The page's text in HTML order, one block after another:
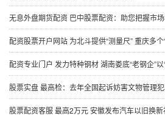
无息外盘期货配资 巴中股票配资：助您把握市
配资股票开户网站 为北斗提供“测量尺” 重庆多
配资专业门户 发力特种钢材 湖南娄底“老钢企”
股票实盘 最高检：去年全国起诉妨害文物管理
股票配资客服 最高2万元 安徽发布汽车以旧换